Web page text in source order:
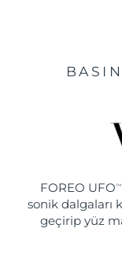
FOREO UFO TM
sonik dalgaları
geçirip yüz